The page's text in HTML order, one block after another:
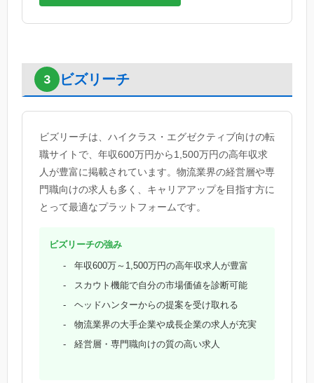
3 ビズリーチ
ビズリーチは、ハイクラス・エグゼクティブ向けの転
職サイトで、年収600万円から1,500万円の高年収求
人が豊富に掲載されています。物流業界の経営層や専
門職向けの求人も多く、キャリアアップを目指す方に
とって最適なプラットフォームです。
ビズリーチの強み
年収600万～1,500万円の高年収求人が豊富
スカウト機能で自分の市場価値を診断可能
ヘッドハンターからの提案を受け取れる
物流業界の大手企業や成長企業の求人が充実
経営層・専門職向けの質の高い求人